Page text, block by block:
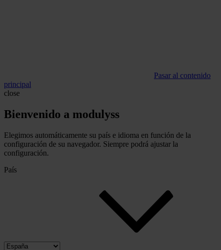
Pasar al contenido
principal
close
Bienvenido a modulyss
Elegimos automáticamente su país e idioma en función de la
configuración de su navegador. Siempre podrá ajustar la
configuración.
País